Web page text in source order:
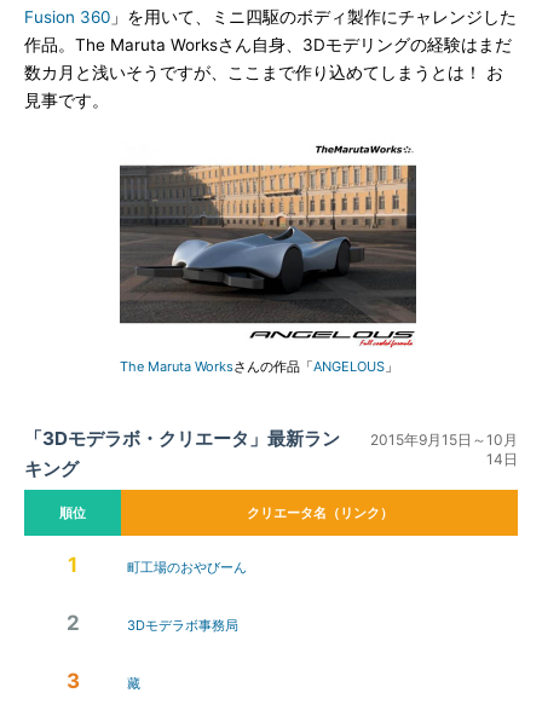
Fusion 360 」を用いて、ミニ四駆のボディ製作にチャレンジした
作品。The Maruta Worksさん自身、3Dモデリングの経験はまだ
数カ月と浅いそうですが、ここまで作り込めてしまうとは！ お
見事です。
The Maruta Worksさんの作品「ANGELOUS 」
「3Dモデラボ・クリエータ」最新ラン
キング
2015年9月15日～10月
14日
順位 クリエータ名（リンク）
1 町工場のおやびーん
2 3Dモデラボ事務局
3 藏